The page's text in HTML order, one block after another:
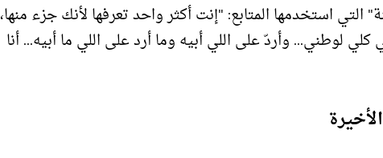
التي استخدمها المتابع: "إنت أكثر واحد تعرفها لأنك جزء منها،
لوطني... وأردّ على اللي أبيه وما أرد على اللي ما أبيه... أنا